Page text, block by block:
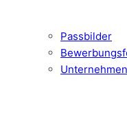
Passbilder